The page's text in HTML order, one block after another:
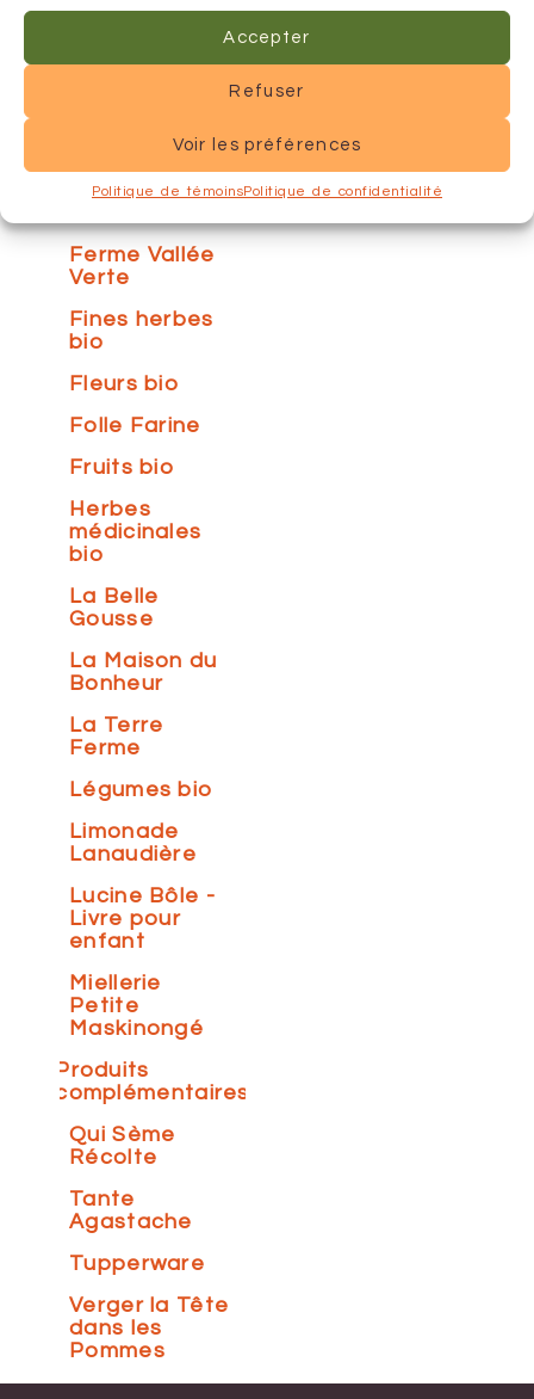
Accepter
Refuser
Voir les préférences
Politique de témoinsPolitique de confidentialité
Cuisine de la
Érablière du
Ferme Vallée
Verte
Fines herbes
bio
Fleurs bio
Folle Farine
Fruits bio
Herbes
médicinales
bio
La Belle
Gousse
La Maison du
Bonheur
La Terre
Ferme
Légumes bio
Limonade
Lanaudière
Lucine Bôle -
Livre pour
enfant
Miellerie
Petite
Maskinongé
Produits
complémentaires
Qui Sème
Récolte
Tante
Agastache
Tupperware
Verger la Tête
dans les
Pommes